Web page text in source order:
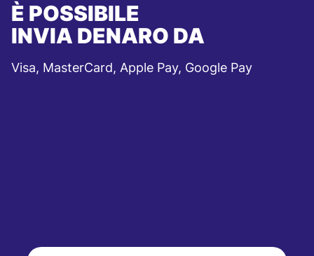
È POSSIBILE
INVIA DENARO DA
Visa, MasterCard, Apple Pay, Google Pay